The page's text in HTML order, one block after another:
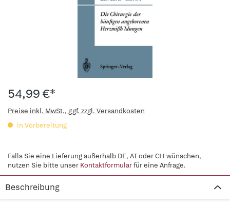
54,99 €*
Preise inkl. MwSt., ggf. zzgl. Versandkosten
in Vorbereitung
Falls Sie eine Lieferung außerhalb DE, AT oder CH wünschen,
nutzen Sie bitte unser Kontaktformularfür eine Anfrage.
Beschreibung